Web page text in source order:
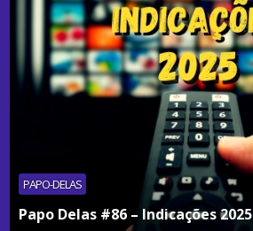
PAPO-DELAS
Papo Delas #86 – Indicações 2025